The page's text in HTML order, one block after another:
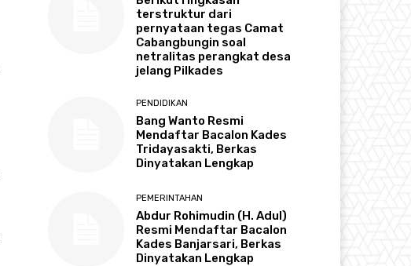
terstruktur dari
pernyataan tegas Camat
Cabangbungin soal
netralitas perangkat desa
jelang Pilkades
PENDIDIKAN
Bang Wanto Resmi
Mendaftar Bacalon Kades
Tridayasakti, Berkas
Dinyatakan Lengkap
PEMERINTAHAN
Abdur Rohimudin (H. Adul)
Resmi Mendaftar Bacalon
Kades Banjarsari, Berkas
Dinyatakan Lengkap